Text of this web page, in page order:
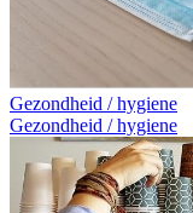
Gezondheid / hygiene
Gezondheid / hygiene